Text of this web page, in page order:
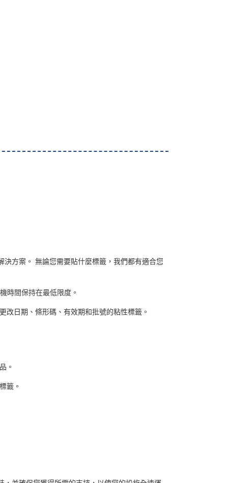
方案。 無論您需要貼什麼標籤，我們都有適合您
時間保持在最低限度。
日期、條形碼、有效期和批號的粘性標籤。
。
籤。